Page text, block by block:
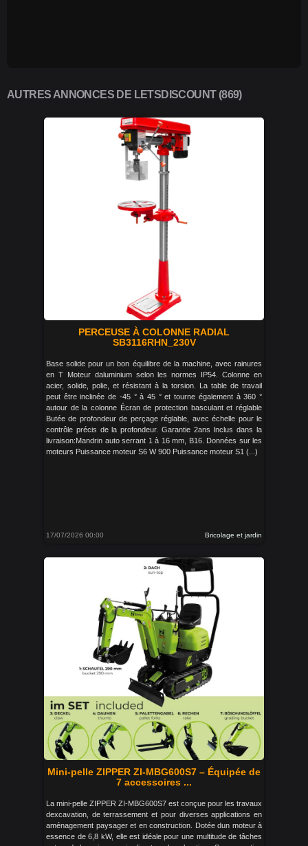
AUTRES ANNONCES DE LETSDISCOUNT (869)
PERCEUSE À COLONNE RADIAL
SB3116RHN_230V
Base solide pour un bon équilibre de la machine, avec rainures
en T Moteur daluminium selon les normes IP54. Colonne en
acier, solide, polie, et résistant à la torsion. La table de travail
peut être inclinée de -45 ° à 45 ° et tourne également à 360 °
autour de la colonne Écran de protection basculant et réglable
Butée de profondeur de perçage réglable, avec échelle pour le
contrôle précis de la profondeur. Garantie 2ans Inclus dans la
livraison:Mandrin auto serrant 1 à 16 mm, B16. Données sur les
moteurs Puissance moteur S6 W 900 Puissance moteur S1 (...)
17/07/2026 00:00 Bricolage et jardin
Mini-pelle ZIPPER ZI-MBG600S7 – Équipée de
7 accessoires ...
La mini-pelle ZIPPER ZI-MBG600S7 est conçue pour les travaux
dexcavation, de terrassement et pour diverses applications en
aménagement paysager et en construction. Dotée dun moteur à
essence de 6,8 kW, elle est idéale pour une multitude de tâches